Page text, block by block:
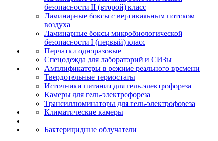
безопасности II (второй) класс
Ламинарные боксы с вертикальным потоком
воздуха
Ламинарные боксы микробиологической
безопасности I (первый) класс
Перчатки одноразовые
Спецодежда для лабораторий и СИЗы
Амплификаторы в режиме реального времени
Твердотельные термостаты
Источники питания для гель-электрофореза
Камеры для гель-электрофореза
Трансиллюминаторы для гель-электрофореза
Климатические камеры
Бактерицидные облучатели